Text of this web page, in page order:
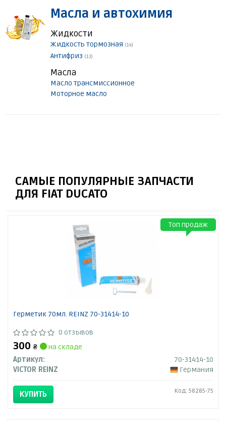
Масла и автохимия
Жидкости
Жидкость тормозная (14)
Антифриз (13)
Масла
Масло трансмиссионное
Моторное масло
САМЫЕ ПОПУЛЯРНЫЕ ЗАПЧАСТИ
ДЛЯ FIAT DUCATO
Герметик 70мл. REINZ 70-31414-10
0 отзывов
300 ₴
на складе
Артикул:
70-31414-10
VICTOR REINZ
Германия
КУПИТЬ Код: 58285-75
Топ продаж